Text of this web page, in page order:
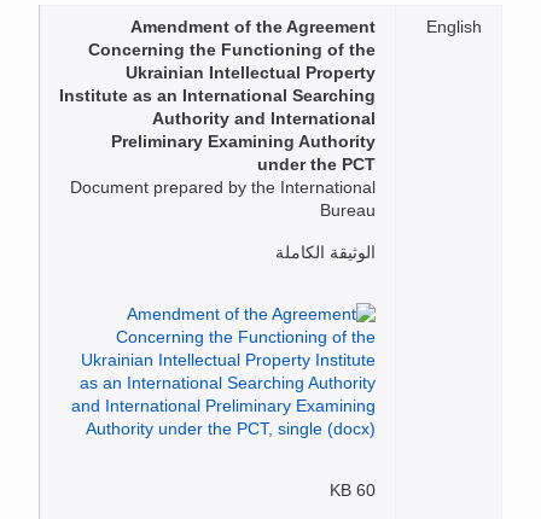
English
Amendment of the Agreement
Concerning the Functioning of the
Ukrainian Intellectual Property
Institute as an International Searching
Authority and International
Preliminary Examining Authority
under the PCT
Document prepared by the International
Bureau
الوثيقة الكاملة
60 KB